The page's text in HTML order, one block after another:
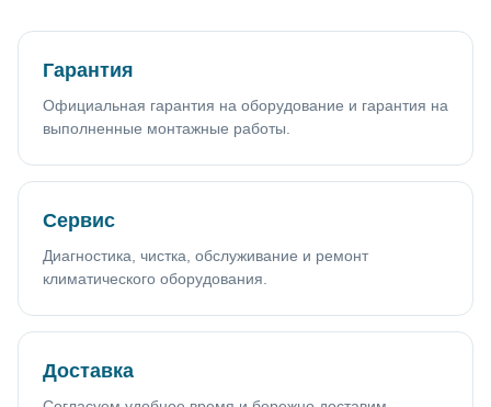
Гарантия
Официальная гарантия на оборудование и гарантия на
выполненные монтажные работы.
Сервис
Диагностика, чистка, обслуживание и ремонт
климатического оборудования.
Доставка